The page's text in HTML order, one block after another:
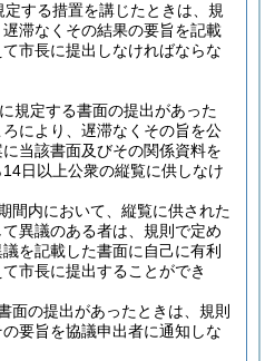
定する措置を講じたときは、規
滞なくその結果の要旨を記載
市長に提出しなければならな
に規定する書面の提出があった
により、遅滞なくその旨を公
当該書面及びその関係資料を
日以上公衆の縦覧に供しなけ
間内において、縦覧に供された
異議のある者は、規則で定め
を記載した書面に自己に有利
市長に提出することができ
面の提出があったときは、規則
要旨を協議申出者に通知しな